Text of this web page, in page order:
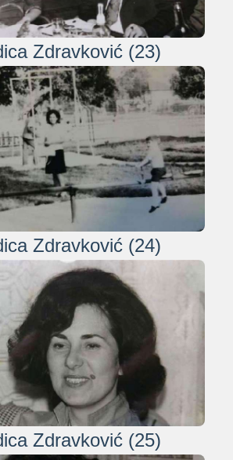
Zdravković (23)
Zdravković (24)
Zdravković (25)